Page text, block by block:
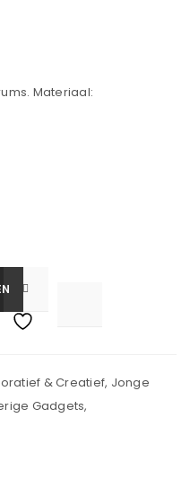
Materiaal:
& Creatief, Jonge
Gadgets,